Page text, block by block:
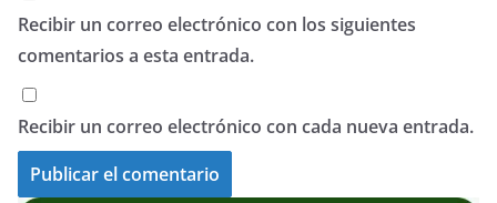
Recibir un correo electrónico con los siguientes
comentarios a esta entrada.
Recibir un correo electrónico con cada nueva entrada.